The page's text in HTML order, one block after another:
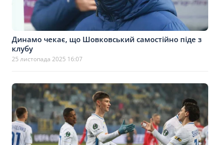
Динамо чекає, що Шовковський самостійно піде з
клубу
25 листопада 2025 16:07